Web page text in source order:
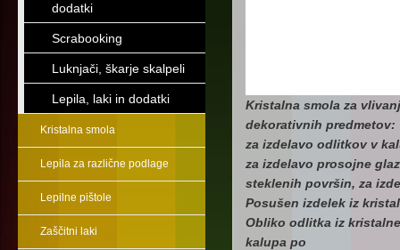
dodatki
Scrabooking
Luknjači, škarje skalpeli
Lepila, laki in dodatki
Kristalna smola
Lepila za različne podlage
Lepilne pištole
Zaščitni laki
Kristalna smola za
dekorativnih predmetov:
za izdelavo odlitkov v
za izdelavo prosojne
steklenih površin, za
Posušen izdelek iz
Obliko odlitka iz
kalupa po